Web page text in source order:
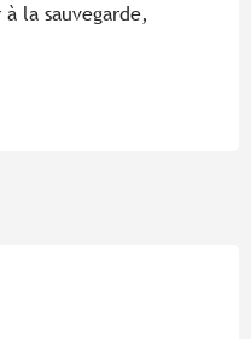
la sauvegarde,
2026